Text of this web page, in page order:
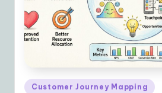
Posted
Customer Journey Mapping